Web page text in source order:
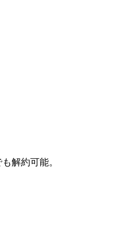
解約可能。